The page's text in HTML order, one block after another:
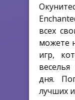
всех
можете
игр,
дня.
лучших